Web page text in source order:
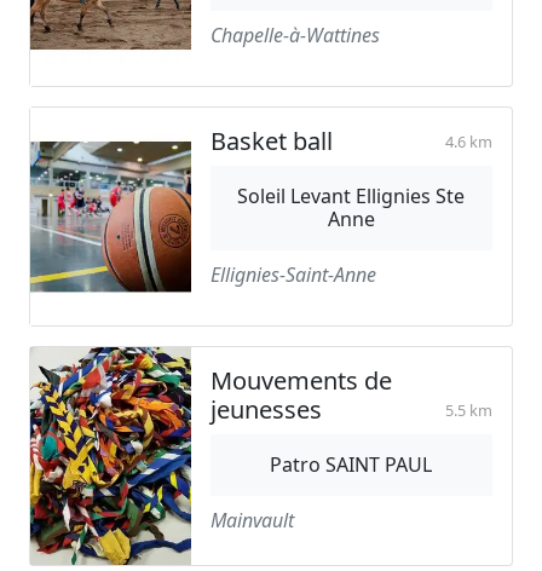
Chapelle-à-Wattines
Basket ball 4.6 km
Soleil Levant Ellignies Ste
Anne
Ellignies-Saint-Anne
Mouvements de
jeunesses
5.5 km
Patro SAINT PAUL
Mainvault